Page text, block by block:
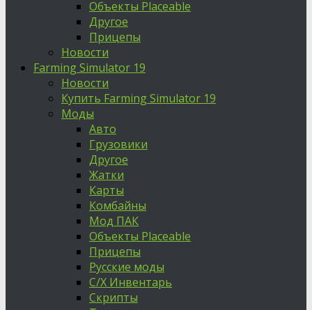
Объекты Placeable
Другое
Прицепы
Новости
Farming Simulator 19
Новости
Купить Farming Simulator 19
Моды
Авто
Грузовики
Другое
Жатки
Карты
Комбайны
Мод ПАК
Объекты Placeable
Прицепы
Русские моды
С/Х Инвентарь
Скрипты